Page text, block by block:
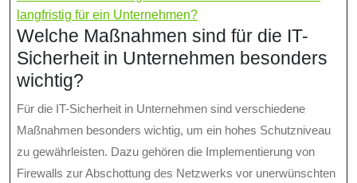
langfristig für ein Unternehmen?
Welche Maßnahmen sind für die IT-
Sicherheit in Unternehmen besonders
wichtig?
Für die IT-Sicherheit in Unternehmen sind verschiedene
Maßnahmen besonders wichtig, um ein hohes Schutzniveau
zu gewährleisten. Dazu gehören die Implementierung von
Firewalls zur Abschottung des Netzwerks vor unerwünschten